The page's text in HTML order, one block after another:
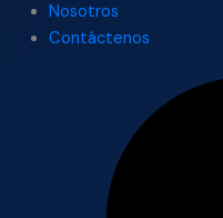
Nosotros
Contáctenos